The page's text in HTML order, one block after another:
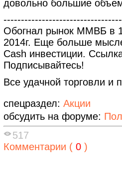
довольно большие
Обогнал рынок ММВБ в
2014г. Еще больше
Cash инвестиции.
Подписывайтесь!
Все удачной торговли и
спецраздел: Акции
обсудить на форуме:
517
Комментарии ( 0 )